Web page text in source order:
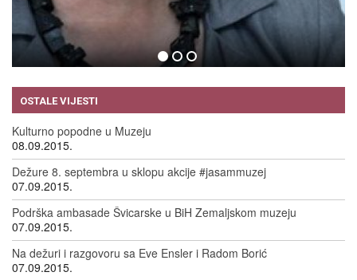
09.09.2015.
OSTALE VIJESTI
Kulturno popodne u Muzeju
08.09.2015.
Dežure 8. septembra u sklopu akcije #jasammuzej
07.09.2015.
Podrška ambasade Švicarske u BiH Zemaljskom muzeju
07.09.2015.
Na dežuri i razgovoru sa Eve Ensler i Radom Borić
07.09.2015.